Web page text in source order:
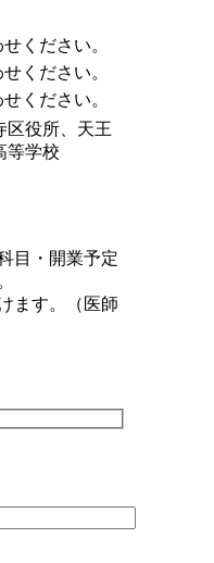
ください。
ください。
ください。
区役所、天王
等学校
目・開業予定
ます。（医師